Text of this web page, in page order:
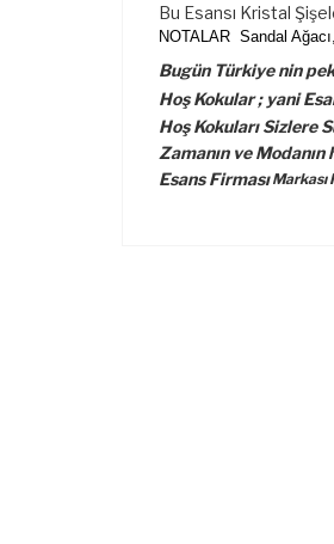
Bu Esansı Kristal
NOTALAR Sandal
Bugün Türkiye nin
Hoş Kokular ; yani
Hoş Kokuları Sizlere
Zamanın ve
Esans FirmasıMarkası